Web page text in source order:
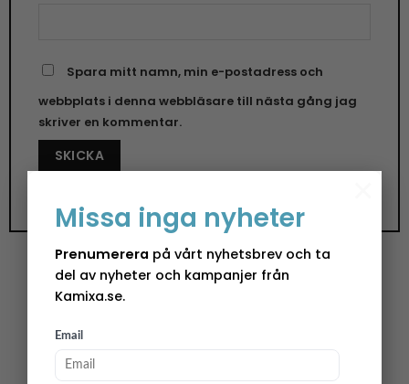
Missa inga nyheter
Prenumerera på vårt nyhetsbrev och ta
del av nyheter och kampanjer från
Kamixa.se.
Email
Spara mitt namn, min e-postadress och
webbplats i denna webbläsare till nästa gång jag
skriver en kommentar.
Utelunch i solen på altanen? Förmiddagsfika på
balkongen? Oavsett hur ni brukar göra där